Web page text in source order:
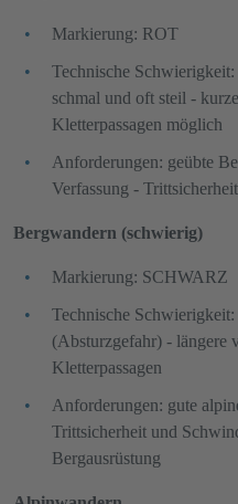
Markierung: ROT
Technische
schmal und oft steil -
Kletterpassagen möglich
Anforderungen: geübte
Verfassung -
Bergwandern (schwierig)
Markierung: SCHWARZ
Technische Schwierigkeit:
(Absturzgefahr) - längere
Kletterpassagen
Anforderungen: gute
Trittsicherheit und
Bergausrüstung